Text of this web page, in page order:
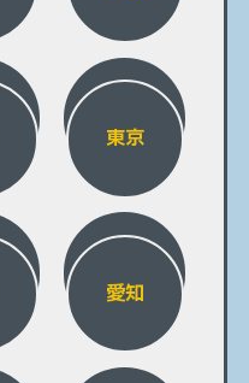
東京
愛知